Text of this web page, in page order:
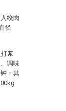
绞肉
径
浆
调味
；其